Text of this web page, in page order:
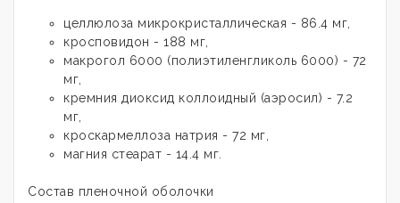
целлюлоза микрокристаллическая - 86.4 мг,
кросповидон - 188 мг,
макрогол 6000 (полиэтиленгликоль 6000) - 72
мг,
кремния диоксид коллоидный (аэросил) - 7.2
мг,
кроскармеллоза натрия - 72 мг,
магния стеарат - 14.4 мг.
Состав пленочной оболочки